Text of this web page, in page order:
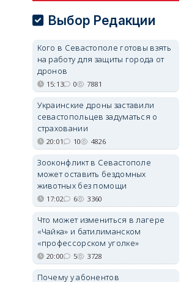
Выбор Редакции
Кого в Севастополе готовы взять
на работу для защиты города от
дронов
15:13 0 7881
Украинские дроны заставили
севастопольцев задуматься о
страховании
20:01 10 4826
Зооконфликт в Севастополе
может оставить бездомных
животных без помощи
17:02 6 3360
Что может измениться в лагере
«Чайка» и батилиманском
«профессорском уголке»
20:00 5 3728
Почему у абонентов